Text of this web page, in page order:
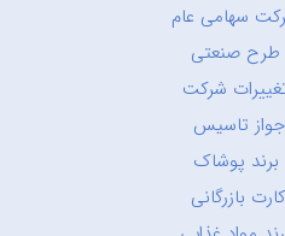
سهامی عام
صنعتی
شرکت
تاسیس
پوشاک
بازرگانی